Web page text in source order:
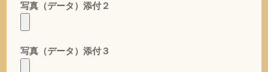
写真（データ）添付２
写真（データ）添付３